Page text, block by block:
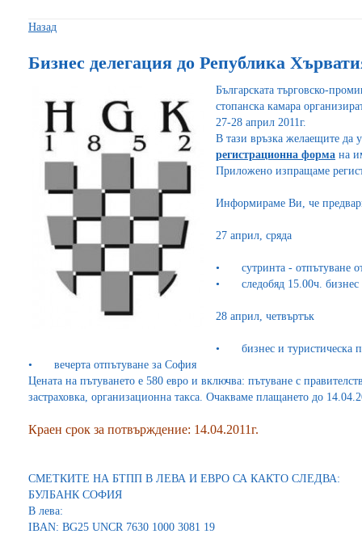
Назад
Бизнес делегация до Република
Българската търговско-
стопанска камара
27-28 април 2011г.
В тази връзка желаещите да
регистрационна форма на
Приложено изпращаме
Информираме Ви, че
27 април, сряда
•
сутринта - отпътуване
•
следобяд 15.00ч.
28 април, четвъртък
•
бизнес и туристическа
•
вечерта отпътуване за София
Цената на пътуването е 580 евро и включва: пътуване с
застраховка, организационна такса. Очакваме плащането до
Краен срок за потвърждение: 14.04.2011г.
СМЕТКИТЕ НА БТПП В ЛЕВА И ЕВРО СА КАКТО СЛЕДВА:
БУЛБАНК СОФИЯ
В лева:
IBAN: BG25 UNCR 7630 1000 3081 19